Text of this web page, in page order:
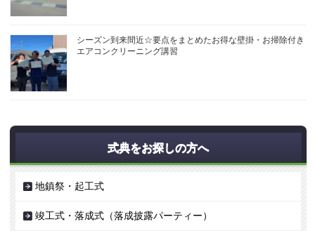
シーズン到来間近☆要点をまとめたお得な壁掛・お掃除付き
エアコンクリーニング講習
式典をお探しの方へ
地鎮祭・起工式
竣工式・落成式（落成披露パーティー）